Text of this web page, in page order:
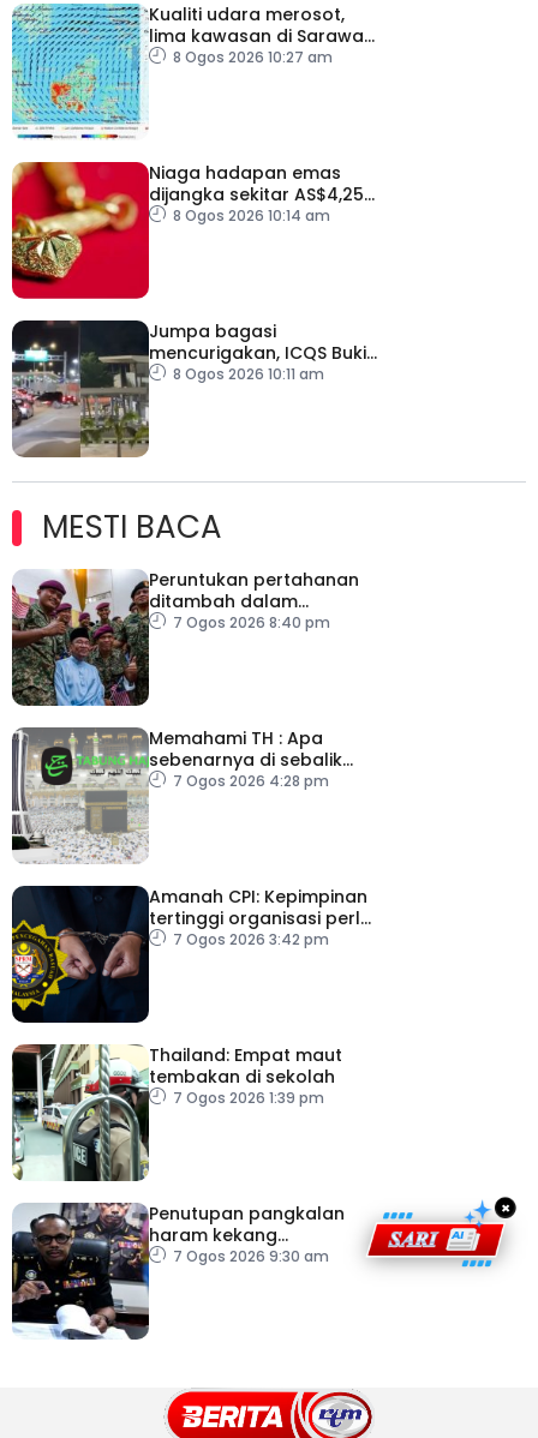
Kualiti udara merosot,
lima kawasan di Sarawak
catat IPU tidak sihat
8 Ogos 2026 10:27 am
Niaga hadapan emas
dijangka sekitar AS$4,250
hingga AS$4,350 minggu
8 Ogos 2026 10:14 am
Jumpa bagasi
mencurigakan, ICQS Bukit
Kayu Hitam ditutup dua
8 Ogos 2026 10:11 am
MESTI BACA
Peruntukan pertahanan
ditambah dalam
Belanjawan 2027
7 Ogos 2026 8:40 pm
Memahami TH : Apa
sebenarnya di sebalik
angka
7 Ogos 2026 4:28 pm
Amanah CPI: Kepimpinan
tertinggi organisasi perlu
pacu reformasi radikal
7 Ogos 2026 3:42 pm
Thailand: Empat maut
tembakan di sekolah
7 Ogos 2026 1:39 pm
Penutupan pangkalan
haram kekang
penyeludupan di
7 Ogos 2026 9:30 am
×